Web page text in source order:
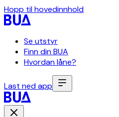
Hopp til hovedinnhold
Se utstyr
Finn din BUA
Hvordan låne?
Last ned app